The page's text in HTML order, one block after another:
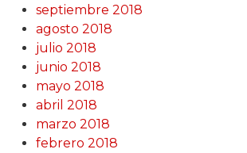
septiembre 2018
agosto 2018
julio 2018
junio 2018
mayo 2018
abril 2018
marzo 2018
febrero 2018